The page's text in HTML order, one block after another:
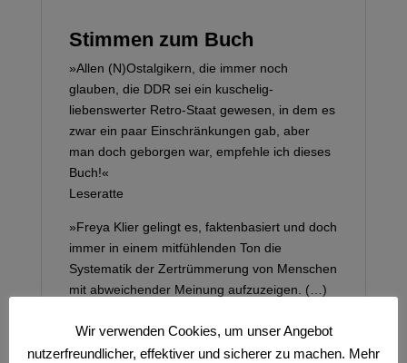
Stimmen zum Buch
»Allen (N)Ostalgikern, die immer noch
glauben, die DDR sei ein kuschelig-
liebenswerter Retro-Staat gewesen, in dem es
zwar ein paar Einschränkungen gab, aber
man doch geborgen war, empfehle ich dieses
Buch!«
Leseratte
»Freya Klier gelingt es, faktenbasiert und doch
immer in einem mitfühlenden Ton die
Systematik der Zertrümmerung von Menschen
mit abweichender Meinung aufzuzeigen. (…)
schmerzhaftes Antidot gegen allzu
verharmlosende Goodbye-Lenin-Nostalgie.
Wir verwenden Cookies, um unser Angebot
nutzerfreundlicher, effektiver und sicherer zu machen. Mehr